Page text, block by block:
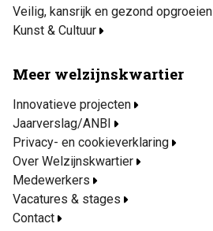
Veilig, kansrijk en gezond opgroeien
Kunst & Cultuur
Meer welzijnskwartier
Innovatieve projecten
Jaarverslag/ANBI
Privacy- en cookieverklaring
Over Welzijnskwartier
Medewerkers
Vacatures & stages
Contact